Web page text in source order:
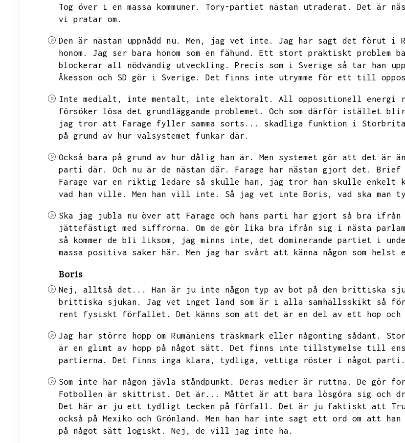
Tog över i en massa kommuner.
Tory-partiet nästan utraderat.
Det är
vi pratar om.
Den är nästan uppnådd nu. Men, jag vet inte.
Jag har sagt det förut i
honom.
Jag ser bara honom som en fähund. Ett stort praktiskt problem
blockerar all nödvändig utveckling.
Precis som i Sverige så tar han
Åkesson och SD gör i Sverige.
Det finns inte utrymme för ett till
Inte medialt, inte mentalt, inte elektoralt.
All oppositionell
försöker lösa det grundläggande problemet.
Och som därför istället
jag tror att Farage fyller samma sorts...
skadliga funktion i
på grund av hur valsystemet funkar där.
Också bara på grund av hur dålig han är.
Men systemet gör att det är
parti där.
Och nu är de nästan där. Farage har nästan gjort det. Brief
Farage var en riktig ledare så skulle han,
jag tror han skulle enkelt
vad han ville.
Men han vill inte. Så jag vet inte Boris, vad ska man
Ska jag jubla nu över att Farage och hans parti har gjort så bra
jättefästigt med siffrorna.
Om de gör lika bra ifrån sig i nästa
så kommer de bli liksom,
jag minns inte, det dominerande partiet i
massa positiva saker här.
Men jag har svårt att känna någon som helst
Boris
Nej, alltså det... Han är ju inte någon typ av bot på den brittiska
brittiska sjukan.
Jag vet inget land som är i alla samhällsskikt så
rent fysiskt förfallet.
Det känns som att det är en del av ett hop och
Jag har större hopp om Rumäniens träskmark eller någonting sådant.
är en glimt av hopp på något sätt.
Det finns inte tillstymelse till
partierna.
Det finns inga klara, tydliga, vettiga röster i något parti.
Som inte har någon jävla ståndpunkt. Deras medier är ruttna.
De gör
Fotbollen är skittrist.
Det är... Måttet är att bara lösgöra sig och
Det här är ju ett tydligt tecken på förfall.
Det är ju faktiskt att
också på Mexiko och Grönland.
Men han har inte sagt ett ord om att
på något sätt logiskt.
Nej, de vill jag inte ha.